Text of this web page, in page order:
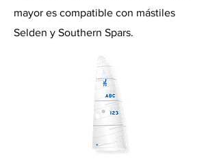
mayor es compatible con mástiles
Selden y Southern Spars.